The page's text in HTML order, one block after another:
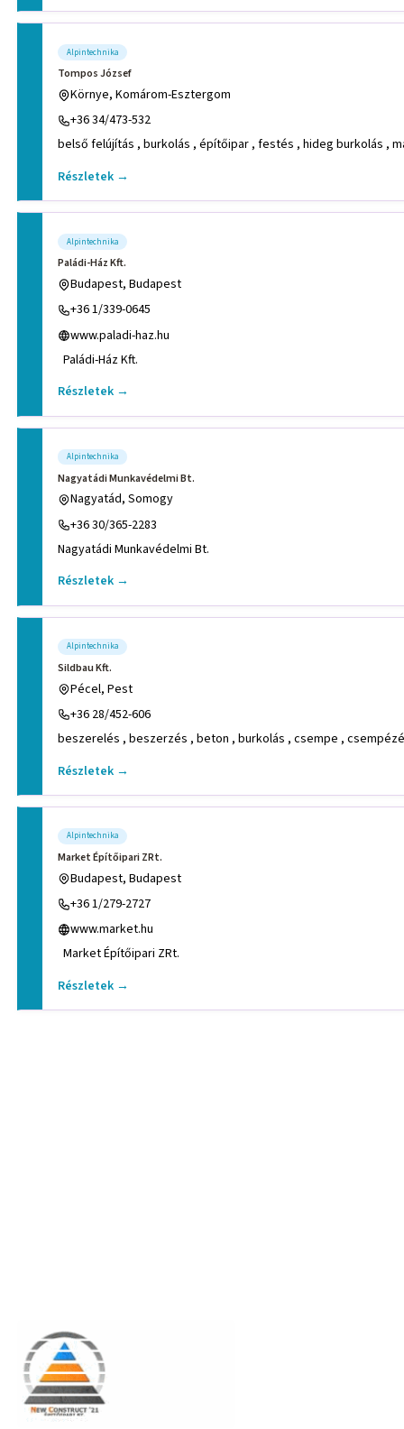
Alpintechnika
Tompos József
Környe, Komárom-Esztergom
+36 34/473-532
belső felújítás , burkolás , építőipar , festés , hideg burkolás ,
Részletek →
Alpintechnika
Paládi-Ház Kft.
Budapest, Budapest
+36 1/339-0645
www.paladi-haz.hu
Paládi-Ház Kft.
Részletek →
Alpintechnika
Nagyatádi Munkavédelmi Bt.
Nagyatád, Somogy
+36 30/365-2283
Nagyatádi Munkavédelmi Bt.
Részletek →
Alpintechnika
Sildbau Kft.
Pécel, Pest
+36 28/452-606
beszerelés , beszerzés , beton , burkolás , csempe ,
Részletek →
Alpintechnika
Market Építőipari ZRt.
Budapest, Budapest
+36 1/279-2727
www.market.hu
Market Építőipari ZRt.
Részletek →